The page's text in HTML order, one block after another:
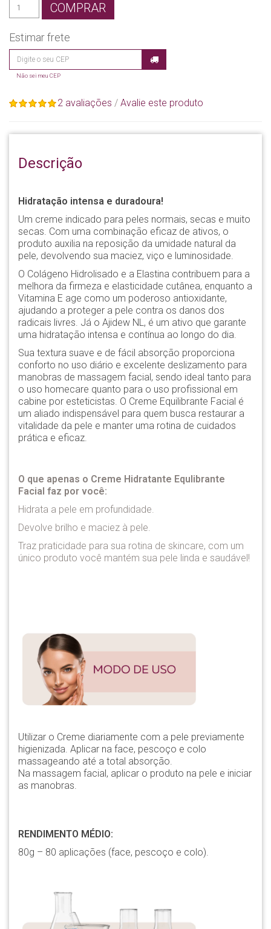
COMPRAR
Estimar frete
Não sei meu CEP
2 avaliações / Avalie este produto
Descrição
Hidratação intensa e duradoura!
Um creme indicado para peles normais, secas e muito
secas. Com uma combinação eficaz de ativos, o
produto auxilia na reposição da umidade natural da
pele, devolvendo sua maciez, viço e luminosidade.
O Colágeno Hidrolisado e a Elastina contribuem para a
melhora da firmeza e elasticidade cutânea, enquanto a
Vitamina E age como um poderoso antioxidante,
ajudando a proteger a pele contra os danos dos
radicais livres. Já o Ajidew NL, é um ativo que garante
uma hidratação intensa e contínua ao longo do dia.
Sua textura suave e de fácil absorção proporciona
conforto no uso diário e excelente deslizamento para
manobras de massagem facial, sendo ideal tanto para
o uso homecare quanto para o uso profissional em
cabine por esteticistas. O Creme Equilibrante Facial é
um aliado indispensável para quem busca restaurar a
vitalidade da pele e manter uma rotina de cuidados
prática e eficaz.
O que apenas o Creme Hidratante Equlibrante
Facial faz por você:
Hidrata a pele em profundidade.
Devolve brilho e maciez à pele.
Traz praticidade para sua rotina de skincare, com um
único produto você mantém sua pele linda e saudável!
Utilizar o Creme diariamente com a pele previamente
higienizada. Aplicar na face, pescoço e colo
massageando até a total absorção.
Na massagem facial, aplicar o produto na pele e iniciar
as manobras.
RENDIMENTO MÉDIO:
80g – 80 aplicações (face, pescoço e colo).